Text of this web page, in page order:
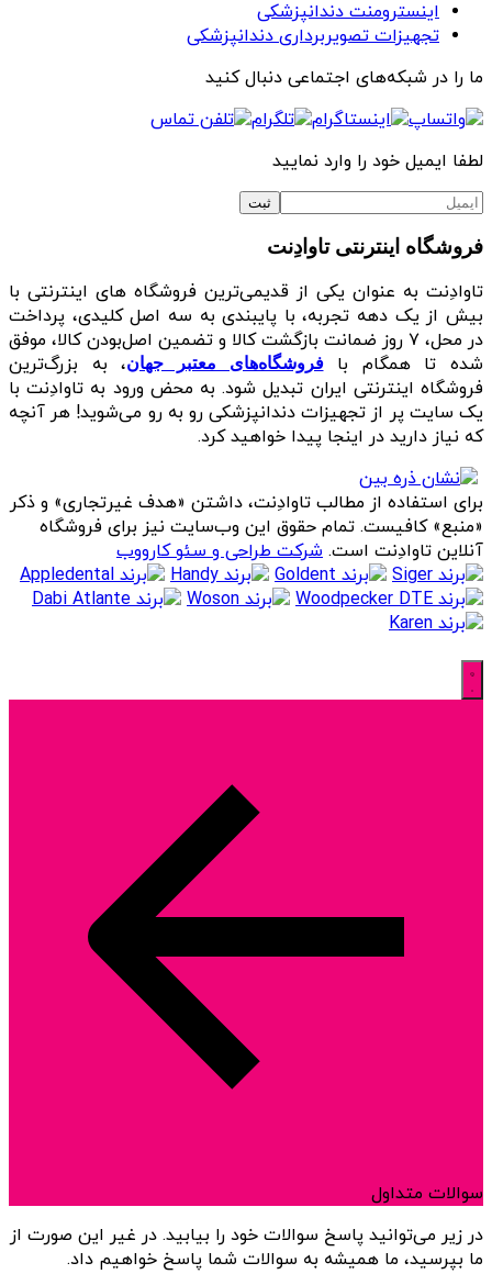
اینسترومنت دندانپزشکی
تجهیزات تصویربرداری دندانپزشکی
ما را در شبکه‌های اجتماعی دنبال کنید
لطفا ایمیل خود را وارد نمایید
فروشگاه اینترنتی تاوادِنت
تاوادِنت به عنوان یکی از قدیمی‌ترین فروشگاه های اینترنتی با
بیش از یک دهه تجربه، با پایبندی به سه اصل کلیدی، پرداخت
در محل، ۷ روز ضمانت بازگشت کالا و تضمین اصل‌بودن کالا، موفق
شده تا همگام بافروشگاه‌های معتبر جهان، به بزرگ‌ترین
فروشگاه اینترنتی ایران تبدیل شود. به محض ورود به تاوادِنت با
یک سایت پر از تجهیزات دندانپزشکی رو به رو می‌شوید! هر آنچه
که نیاز دارید در اینجا پیدا خواهید کرد.
برای استفاده از مطالب تاوادِنت، داشتن «هدف غیرتجاری» و ذکر
«منبع» کافیست. تمام حقوق اين وب‌سايت نیز برای فروشگاه
آنلاین تاوادِنت است. شرکت طراحی و سئو کارووب
سوالات متداول
در زیر می‌توانید پاسخ سوالات خود را بیابید. در غیر این صورت از
ما بپرسید، ما همیشه به سوالات شما پاسخ خواهیم داد.